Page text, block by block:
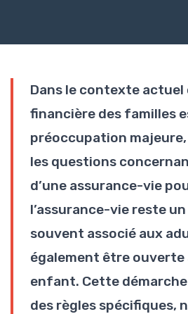
Dans le contexte
financière des familles
préoccupation
les questions
d’une assurance-vie
l’assurance-vie reste
souvent associé aux
également être ouverte
enfant. Cette
des règles spécifiques,